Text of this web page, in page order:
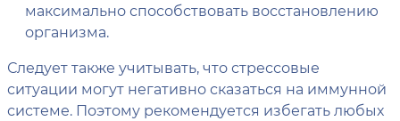
максимально способствовать восстановлению
организма.
Следует также учитывать, что стрессовые
ситуации могут негативно сказаться на иммунной
системе. Поэтому рекомендуется избегать любых